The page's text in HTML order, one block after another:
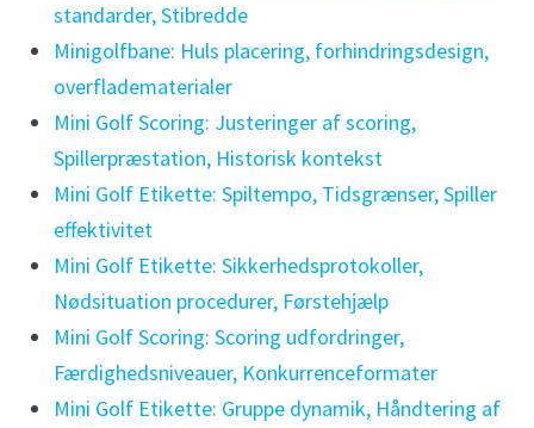
standarder, Stibredde
Minigolfbane: Huls placering, forhindringsdesign,
overfladematerialer
Mini Golf Scoring: Justeringer af scoring,
Spillerpræstation, Historisk kontekst
Mini Golf Etikette: Spiltempo, Tidsgrænser, Spiller
effektivitet
Mini Golf Etikette: Sikkerhedsprotokoller,
Nødsituation procedurer, Førstehjælp
Mini Golf Scoring: Scoring udfordringer,
Færdighedsniveauer, Konkurrenceformater
Mini Golf Etikette: Gruppe dynamik, Håndtering af